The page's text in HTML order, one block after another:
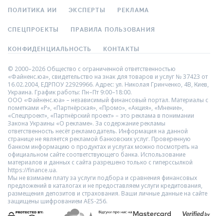
ПОЛИТИКА ИИ ЭКСПЕРТЫ РЕКЛАМА
СПЕЦПРОЕКТЫ ПРАВИЛА ПОЛЬЗОВАНИЯ
КОНФИДЕНЦИАЛЬНОСТЬ КОНТАКТЫ
© 2000–2026 Общество с ограниченной ответственностью
«Файненс.юа», свидетельство на знак для товаров и услуг № 37423 от
16.02.2004, ЕДРПОУ 22929966. Адрес: ул. Николая Гринченко, 4В, Киев,
Украина. График работы: Пн–Пт 9:00–18:00.
ООО «Файненс.юа» – независимый финансовый портал. Материалы с
пометками «Р», «Партнёрская», «Промо», «Акция», «Мнение»,
«Спецпроект», «Партнёрский проект» – это реклама в понимании
Закона Украины «О рекламе». За содержание рекламы
ответственность несёт рекламодатель. Информация на данной
странице не является рекламой банковских услуг. Проверенную
банком информацию о продуктах и услугах можно посмотреть на
официальном сайте соответствующего банка. Использование
материалов и данных с сайта разрешено только с гиперссылкой
https://finance.ua.
Мы не взимаем плату за услуги подбора и сравнения финансовых
предложений в каталогах и не предоставляем услуги кредитования,
размещения депозитов и страхования. Ваши личные данные на сайте
защищены шифрованием AES-256.